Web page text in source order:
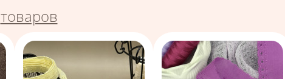
товаров